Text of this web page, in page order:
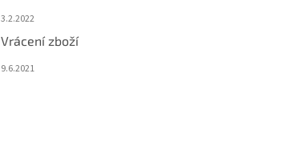
3.2.2022
Vrácení zboží
9.6.2021